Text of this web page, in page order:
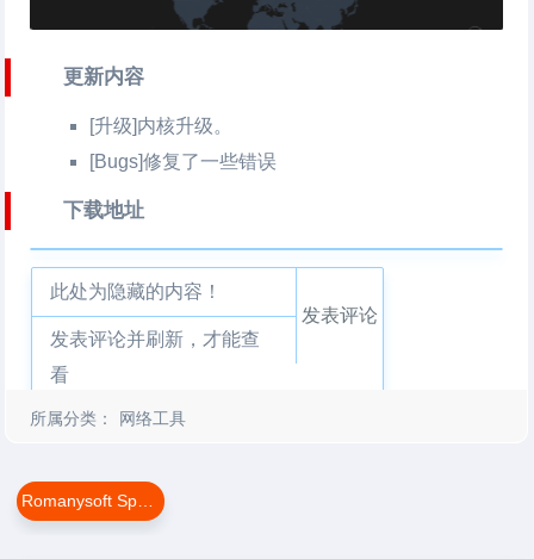
更新内容
[升级]内核升级。
[Bugs]修复了一些错误
下载地址
此处为隐藏的内容！
发表评论并刷新，才能查
看
发表评论
所属分类： 网络工具